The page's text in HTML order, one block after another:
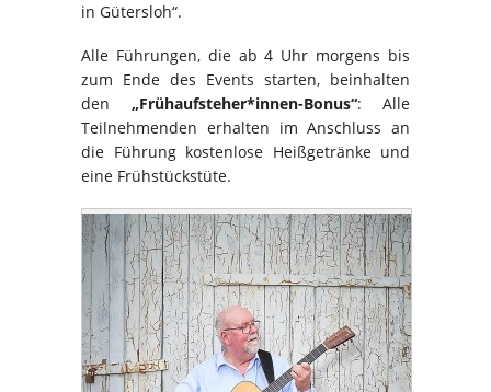
in Gütersloh“.
Alle Führungen, die ab 4 Uhr morgens bis
zum Ende des Events starten, beinhalten
den „Frühaufsteher*innen-Bonus“: Alle
Teilnehmenden erhalten im Anschluss an
die Führung kostenlose Heißgetränke und
eine Frühstückstüte.